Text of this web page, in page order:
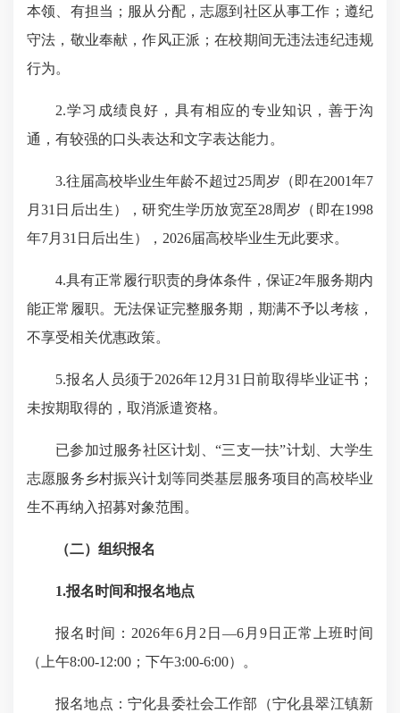
本领、有担当；服从分配，志愿到社区从事工作；遵纪
守法，敬业奉献，作风正派；在校期间无违法违纪违规
行为。
2.学习成绩良好，具有相应的专业知识，善于沟
通，有较强的口头表达和文字表达能力。
3.往届高校毕业生年龄不超过25周岁（即在2001年7
月31日后出生），研究生学历放宽至28周岁（即在1998
年7月31日后出生），2026届高校毕业生无此要求。
4.具有正常履行职责的身体条件，保证2年服务期内
能正常履职。无法保证完整服务期，期满不予以考核 ，
不享受相关优惠政策。
5.报名人员须于2026年12月31日前取得毕业证书；
未按期取得的，取消派遣资格。
已参加过服务社区计划、“三支一扶”计划、大学生
志愿服务乡村振兴计划等同类基层服务项目的高校毕业
生不再纳入招募对象范围。
（二）组织报名
1.报名时间和报名地点
报名时间：2026年6月2日—6月9日正常上班时间
（上午8:00-12:00；下午3:00-6:00）。
报名地点：宁化县委社会工作部（宁化县翠江镇新